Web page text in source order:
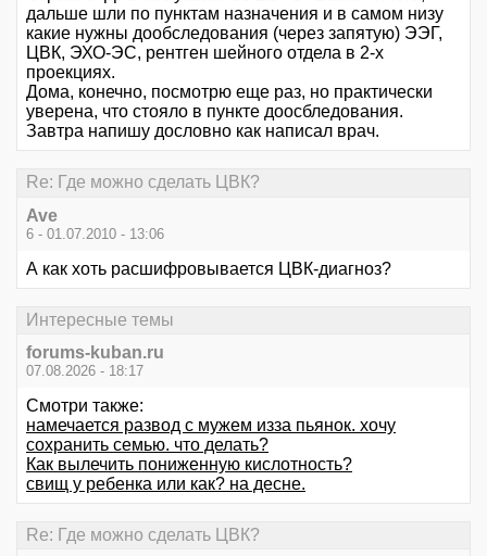
дальше шли по пунктам назначения и в самом низу
какие нужны дообследования (через запятую) ЭЭГ,
ЦВК, ЭХО-ЭС, рентген шейного отдела в 2-х
проекциях.
Дома, конечно, посмотрю еще раз, но практически
уверена, что стояло в пункте доосбледования.
Завтра напишу дословно как написал врач.
Re: Где можно сделать ЦВК?
Ave
6 - 01.07.2010 - 13:06
А как хоть расшифровывается ЦВК-диагноз?
Интересные темы
forums-kuban.ru
07.08.2026 - 18:17
Смотри также:
намечается развод с мужем изза пьянок. хочу
сохранить семью. что делать?
Как вылечить пониженную кислотность?
свищ у ребенка или как? на десне.
Re: Где можно сделать ЦВК?